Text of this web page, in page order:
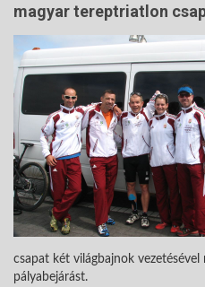
magyar tereptriatlon
csapat két világbajnok vezetésével
pályabejárást.